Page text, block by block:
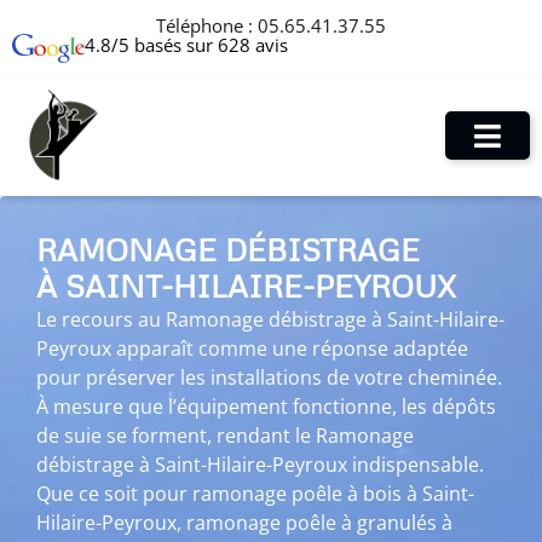
Téléphone : 05.65.41.37.55
4.8/5 basés sur 628 avis
RAMONAGE DÉBISTRAGE
À SAINT-HILAIRE-PEYROUX
Le recours au Ramonage débistrage à Saint-Hilaire-
Peyroux apparaît comme une réponse adaptée
pour préserver les installations de votre cheminée.
À mesure que l’équipement fonctionne, les dépôts
de suie se forment, rendant le Ramonage
débistrage à Saint-Hilaire-Peyroux indispensable.
Que ce soit pour ramonage poêle à bois à Saint-
Hilaire-Peyroux, ramonage poêle à granulés à